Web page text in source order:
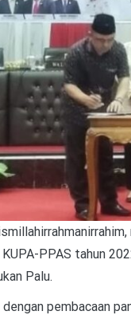
PPAS tahun
Palu.
pembacaan